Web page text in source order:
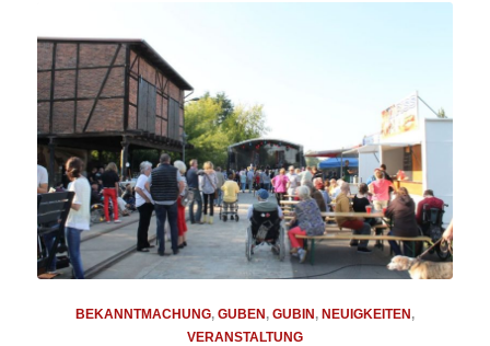
BEKANNTMACHUNG, GUBEN , GUBIN , NEUIGKEITEN ,
VERANSTALTUNG